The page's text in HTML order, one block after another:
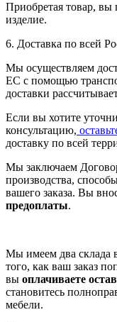
Приобретая товар, вы
изделие.
6. Доставка по всей
Мы осуществляем
ЕС с помощью
доставки
Если вы хотите
консультацию,
доставку по всей
Мы заключаем
производства,
вашего заказа. Вы
предоплаты.
Мы имеем два склада
того, как ваш заказ
вы оплачиваете
становитесь
мебели.